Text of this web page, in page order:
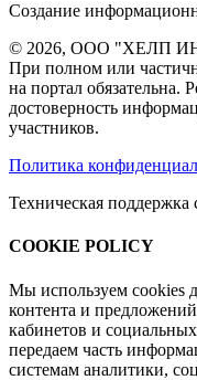
Создание
© 2026, ООО "ХЕЛП
При полном или
на портал обязательна.
достоверность
участников.
Политика
Техническая поддержка
COOKIE POLICY
Мы используем cookies
контента и
кабинетов и
передаем часть
системам аналитики,